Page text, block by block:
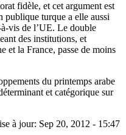
fidèle, et cet argument est
publique turque a elle aussi
vis de l’UE. Le double
des institutions, et
et la France, passe de moins
du printemps arabe
et catégorique sur
à jour: Sep 20, 2012 - 15:47